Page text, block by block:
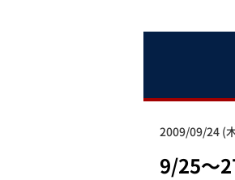
2009/09/24 (
9/25～